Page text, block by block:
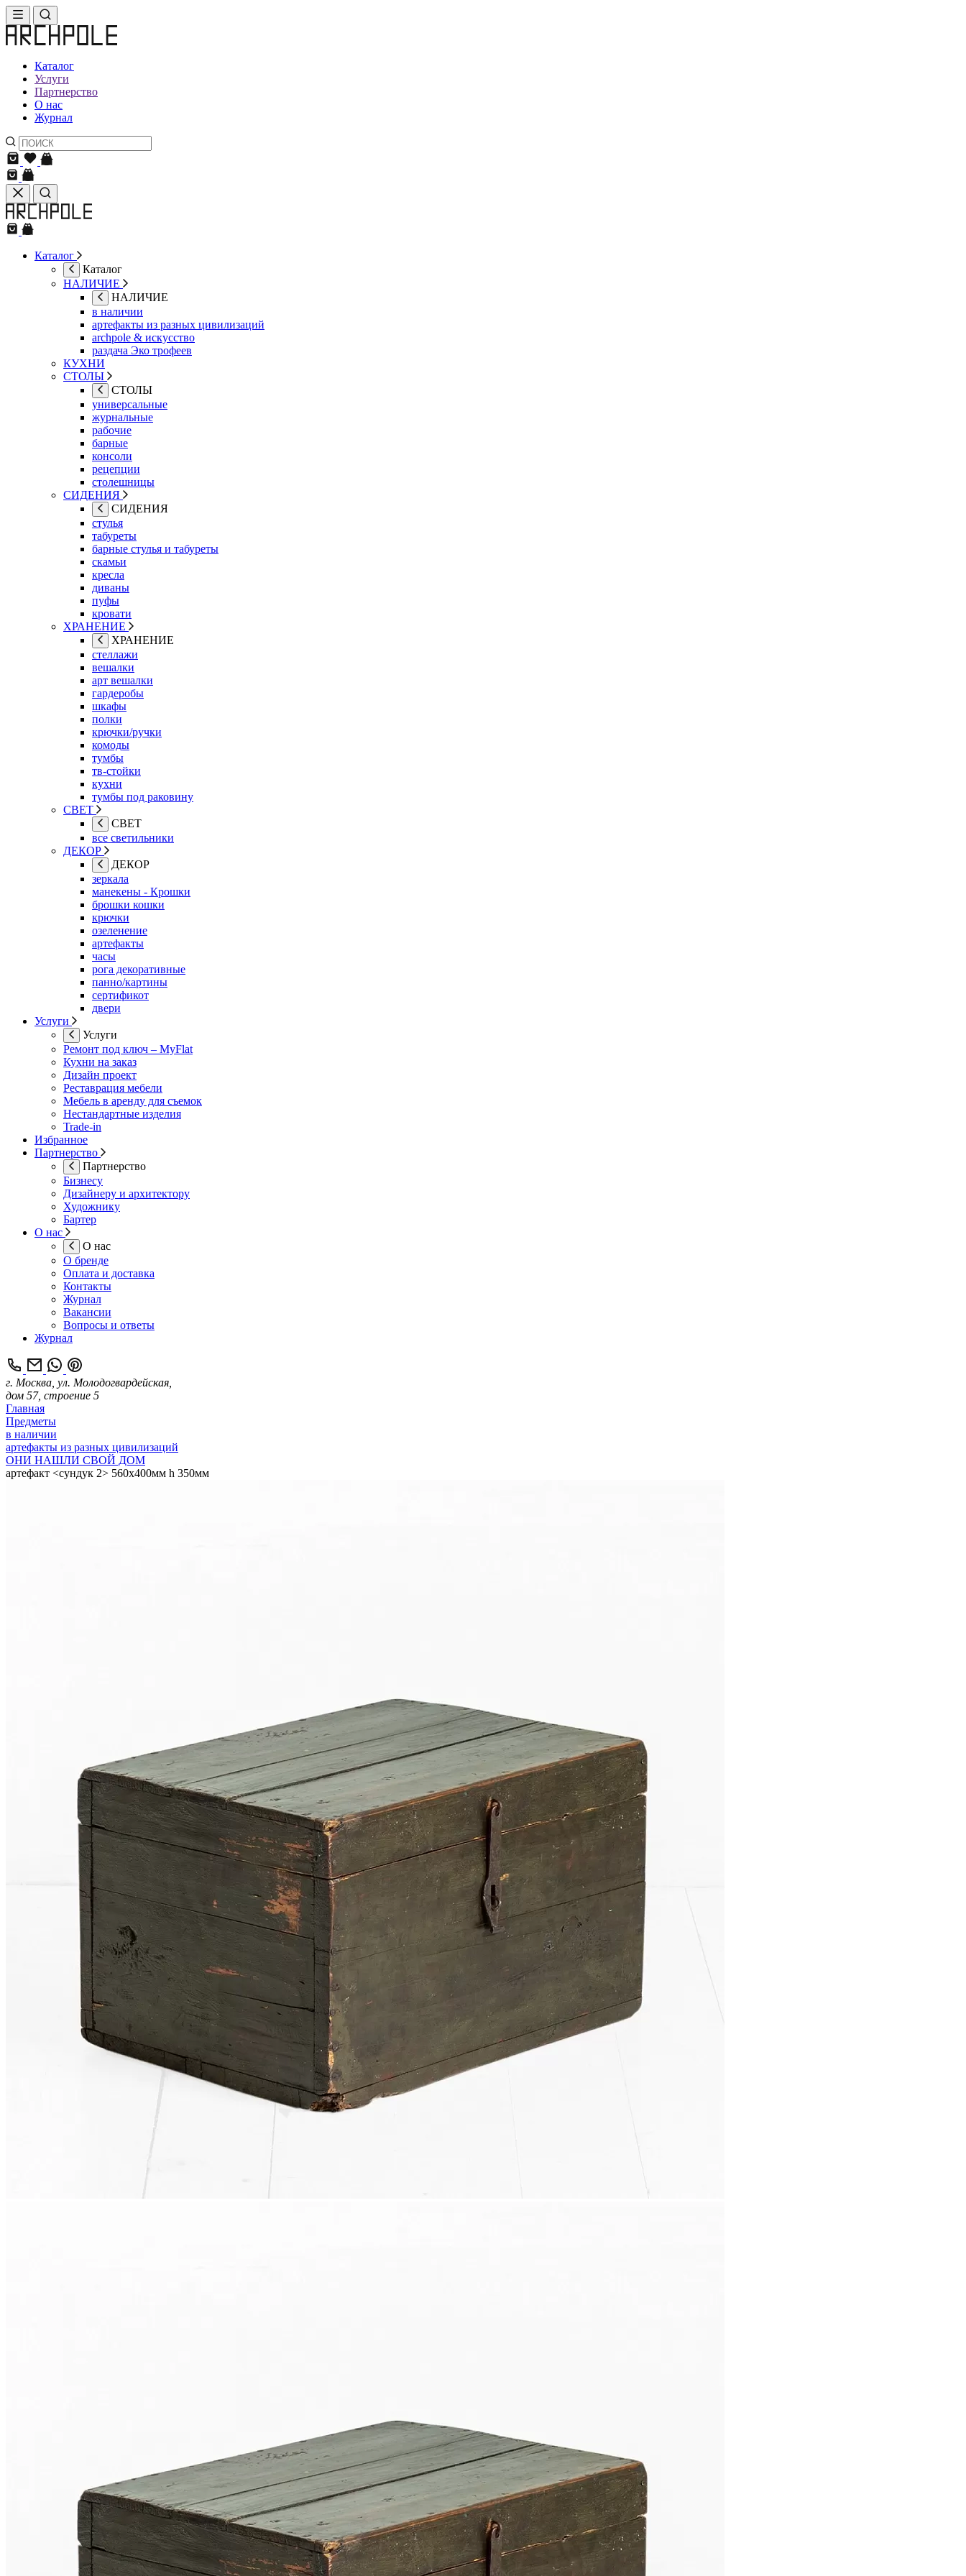
Каталог
Услуги
Партнерство
О нас
Журнал
Каталог
Каталог
НАЛИЧИЕ
НАЛИЧИЕ
в наличии
артефакты из разных цивилизаций
archpole & искусство
раздача Эко трофеев
КУХНИ
СТОЛЫ
СТОЛЫ
универсальные
журнальные
рабочие
барные
консоли
рецепции
столешницы
СИДЕНИЯ
СИДЕНИЯ
стулья
табуреты
барные стулья и табуреты
скамьи
кресла
диваны
пуфы
кровати
ХРАНЕНИЕ
ХРАНЕНИЕ
стеллажи
вешалки
арт вешалки
гардеробы
шкафы
полки
крючки/ручки
комоды
тумбы
тв-стойки
кухни
тумбы под раковину
СВЕТ
СВЕТ
все светильники
ДЕКОР
ДЕКОР
зеркала
манекены - Крошки
брошки кошки
крючки
озеленение
артефакты
часы
рога декоративные
панно/картины
сертификот
двери
Услуги
Услуги
Ремонт под ключ – MyFlat
Кухни на заказ
Дизайн проект
Реставрация мебели
Мебель в аренду для съемок
Нестандартные изделия
Trade-in
Избранное
Партнерство
Партнерство
Бизнесу
Дизайнеру и архитектору
Художнику
Бартер
О нас
О нас
О бренде
Оплата и доставка
Контакты
Журнал
Вакансии
Вопросы и ответы
Журнал
г. Москва, ул. Молодогвардейская,
дом 57, строение 5
Главная
Предметы
в наличии
артефакты из разных цивилизаций
ОНИ НАШЛИ СВОЙ ДОМ
артефакт <сундук 2> 560х400мм h 350мм